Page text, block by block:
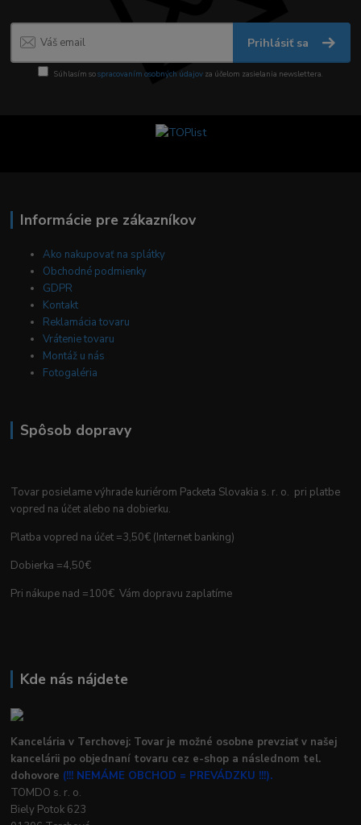
Prihlásiť sa
Súhlasím sospracovaním osobných údajov za účelom zasielania newslettera.
Informácie pre zákazníkov
Ako nakupovať na splátky
Obchodné podmienky
GDPR
Kontakt
Reklamácia tovaru
Vrátenie tovaru
Montáž u nás
Fotogaléria
Spôsob dopravy
Tovar posielame výhrade kuriérom Packeta Slovakia s. r. o. pri platbe
vopred na účet alebo na dobierku.
Platba vopred na účet =3,50€ (Internet banking)
Dobierka =4,50€
Pri nákupe nad =100€ Vám dopravu zaplatíme
Kde nás nájdete
Kancelária v Terchovej: Tovar je možné osobne prevziať v našej
kancelárii po objednaní tovaru cez e-shop a následnom tel.
dohovore (!!! NEMÁME OBCHOD = PREVÁDZKU !!!).
TOMDO s. r. o.
Biely Potok 623